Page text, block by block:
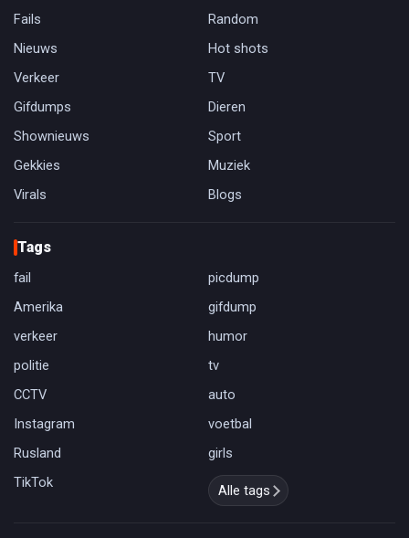
Fails
Random
Nieuws
Hot shots
Verkeer
TV
Gifdumps
Dieren
Shownieuws
Sport
Gekkies
Muziek
Virals
Blogs
Tags
fail
picdump
Amerika
gifdump
verkeer
humor
politie
tv
CCTV
auto
Instagram
voetbal
Rusland
girls
TikTok
Alle tags